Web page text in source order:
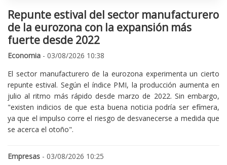
Repunte estival del sector manufacturero
de la eurozona con la expansión más
fuerte desde 2022
Economia - 03/08/2026 10:38
El sector manufacturero de la eurozona experimenta un cierto
repunte estival. Según el índice PMI, la producción aumenta en
julio al ritmo más rápido desde marzo de 2022. Sin embargo,
"existen indicios de que esta buena noticia podría ser efímera,
ya que el impulso corre el riesgo de desvanecerse a medida que
se acerca el otoño".
Empresas - 03/08/2026 10:25